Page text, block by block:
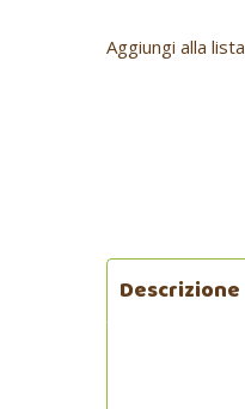
Aggiungi alla
Descrizione